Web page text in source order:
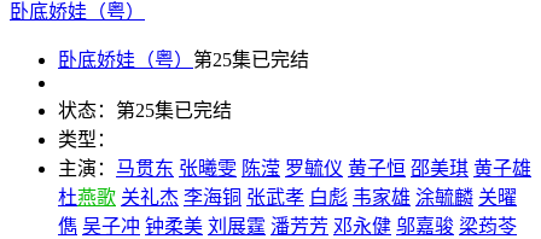
卧底娇娃（粤）
卧底娇娃（粤） 第25集已完结
状态： 第25集已完结
类型：
主演： 马贯东 张曦雯 陈滢 罗毓仪 黄子恒 邵美琪 黄子雄
杜燕歌 关礼杰 李海铜 张武孝 白彪 韦家雄 涂毓麟 关曜
儁 吴子冲 钟柔美 刘展霆 潘芳芳 邓永健 邬嘉骏 梁荺苓